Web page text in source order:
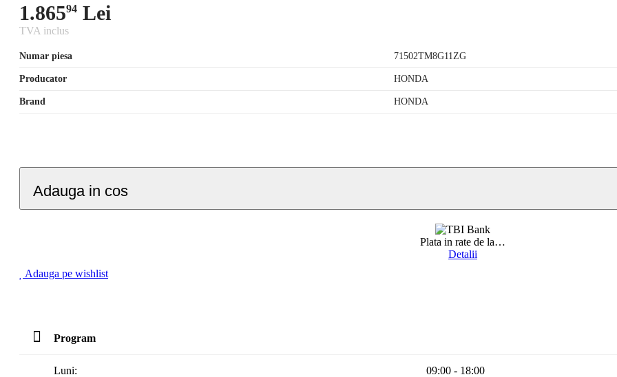
1.86594 Lei
TVA inclus
Numar piesa 71502TM8G11ZG
Producator HONDA
Brand HONDA
Adauga in cos
Plata in rate de la…
Detalii
Adauga pe wishlist
Program
Luni:
09:00 - 18:00